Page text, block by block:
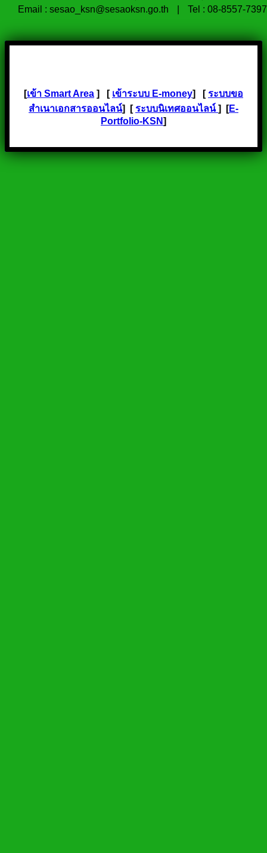
Email : sesao_ksn@sesaoksn.go.th
Tel : 08-8557-7397
[เข้า Smart Area ] [ เข้าระบบ E-money] [ระบบขอ
สำเนาเอกสารออนไลน์] [ระบบนิเทศออนไลน์] [E-
Portfolio-KSN]